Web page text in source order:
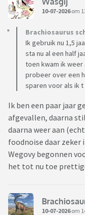
10-07-2026om
Brachiosaurus
Ik gebruik nu 1,5
sta nu al een half
toen kwam ik weer
probeer over een
sparen voor als ik
Ik ben een paar jaar
afgevallen, daarna
daarna weer aan
foodnoise daar zeker
Wegovy begonnen
het tot nu toe
10-07-2026om